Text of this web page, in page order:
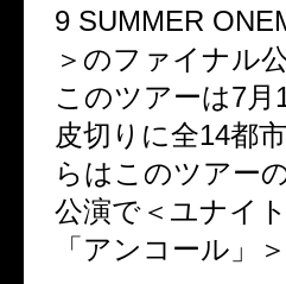
9 SUMMER
＞のファイナル
このツアーは7月
皮切りに全14都
らはこのツアー
公演で＜ユナイ
「アンコール」